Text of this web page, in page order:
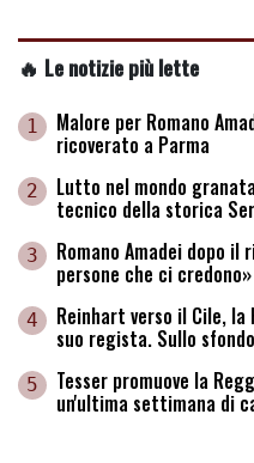
🔥 Le notizie più lette
1 Malore per Romano
ricoverato a Parma
2 Lutto nel mondo
tecnico della storica
3 Romano Amadei dopo
persone che ci credono»
4 Reinhart verso il Cile,
suo regista. Sullo
5 Tesser promuove la
un'ultima settimana di